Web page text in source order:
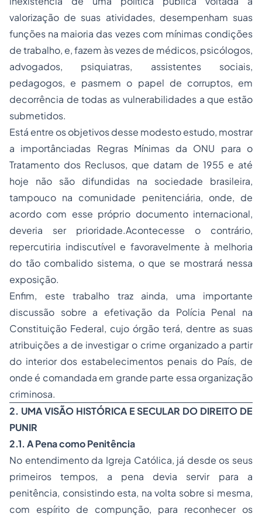
valorização de suas atividades, desempenham suas
funções na maioria das vezes com mínimas condições
de trabalho, e, fazem às vezes de médicos, psicólogos,
advogados, psiquiatras, assistentes sociais,
pedagogos, e pasmem o papel de corruptos, em
decorrência de todas as vulnerabilidades a que estão
submetidos.
Está entre os objetivos desse modesto estudo, mostrar
a importânciadas Regras Mínimas da ONU para o
Tratamento dos Reclusos, que datam de 1955 e até
hoje não são difundidas na sociedade brasileira,
tampouco na comunidade penitenciária, onde, de
acordo com esse próprio documento internacional,
deveria ser prioridade.Acontecesse o contrário,
repercutiria indiscutível e favoravelmente à melhoria
do tão combalido sistema, o que se mostrará nessa
exposição.
Enfim, este trabalho traz ainda, uma importante
discussão sobre a efetivação da Polícia Penal na
Constituição Federal, cujo órgão terá, dentre as suas
atribuições a de investigar o crime organizadoa partir
do interior dos estabelecimentos penais do País, de
onde é comandada em grande parte essa organização
criminosa.
2. UMA VISÃO HISTÓRICA E SECULAR DO DIREITO DE
PUNIR
2.1. A Pena como Penitência
No entendimento da Igreja Católica, já desde os seus
primeiros tempos, a pena devia servir para a
penitência, consistindo esta, na volta sobre si mesma,
com espírito de compunção, para reconhecer os